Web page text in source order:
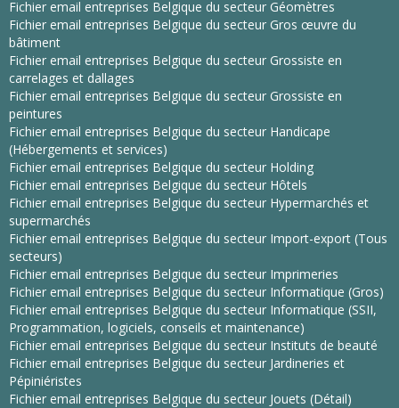
Fichier email entreprises Belgique du secteur Géomètres
Fichier email entreprises Belgique du secteur Gros œuvre du
bâtiment
Fichier email entreprises Belgique du secteur Grossiste en
carrelages et dallages
Fichier email entreprises Belgique du secteur Grossiste en
peintures
Fichier email entreprises Belgique du secteur Handicape
(Hébergements et services)
Fichier email entreprises Belgique du secteur Holding
Fichier email entreprises Belgique du secteur Hôtels
Fichier email entreprises Belgique du secteur Hypermarchés et
supermarchés
Fichier email entreprises Belgique du secteur Import-export (Tous
secteurs)
Fichier email entreprises Belgique du secteur Imprimeries
Fichier email entreprises Belgique du secteur Informatique (Gros)
Fichier email entreprises Belgique du secteur Informatique (SSII,
Programmation, logiciels, conseils et maintenance)
Fichier email entreprises Belgique du secteur Instituts de beauté
Fichier email entreprises Belgique du secteur Jardineries et
Pépiniéristes
Fichier email entreprises Belgique du secteur Jouets (Détail)